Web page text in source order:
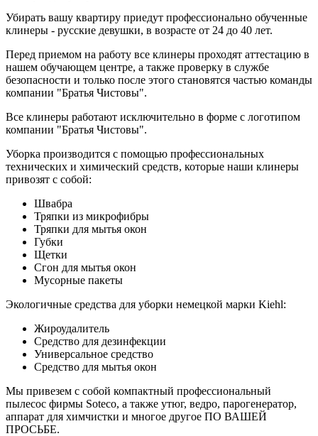
Убирать вашу квартиру приедут профессионально обученные
клинеры - русские девушки, в возрасте от 24 до 40 лет.
Перед приемом на работу все клинеры проходят аттестацию в
нашем обучающем центре, а также проверку в службе
безопасности и только после этого становятся частью команды
компании "Братья Чистовы".
Все клинеры работают исключительно в форме с логотипом
компании "Братья Чистовы".
Уборка производится с помощью профессиональных
технических и химический средств, которые наши клинеры
привозят с собой:
Швабра
Тряпки из микрофибры
Тряпки для мытья окон
Губки
Щетки
Сгон для мытья окон
Мусорные пакеты
Экологичные средства для уборки немецкой марки Kiehl:
Жироудалитель
Средство для дезинфекции
Универсальное средство
Средство для мытья окон
Мы привезем с собой компактный профессиональный
пылесос фирмы Soteco, а также утюг, ведро, парогенератор,
аппарат для химчистки и многое другое ПО ВАШЕЙ
ПРОСЬБЕ.